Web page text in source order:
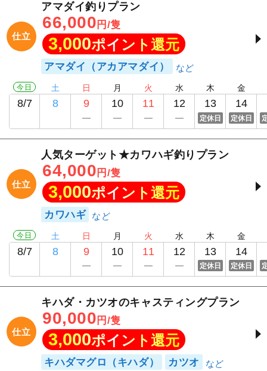
仕立
アマダイ釣りプラン
66,000 円/隻
3,000ポイント還元
アマダイ（アカアマダイ）
今日
8/7
土
8
日
9
月
10
火
11
水
12
木
13
定休日
金
14
定休日
仕立
人気ターゲット★カワハギ釣りプラン
64,000 円/隻
3,000ポイント還元
カワハギ
今日
8/7
土
8
日
9
月
10
火
11
水
12
木
13
定休日
金
14
定休日
仕立
キハダ・カツオのキャスティングプラン
90,000 円/隻
3,000ポイント還元
キハダマグロ（キハダ） カツオ